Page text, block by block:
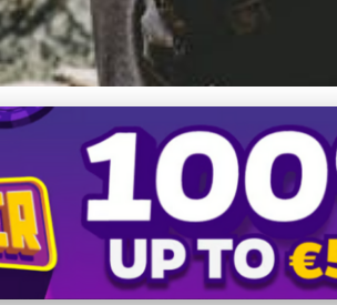
Úžasná